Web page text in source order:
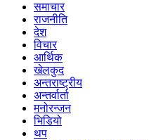
समाचार
राजनीति
देश
विचार
आर्थिक
खेलकुद
अन्तराष्ट्रीय
अन्तर्वार्ता
मनोरन्जन
भिडियो
थप